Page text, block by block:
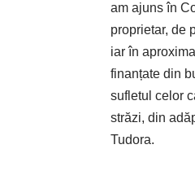
am ajuns în
proprietar, de
iar în
finanțate din
sufletul celor
străzi, din
Tudora.